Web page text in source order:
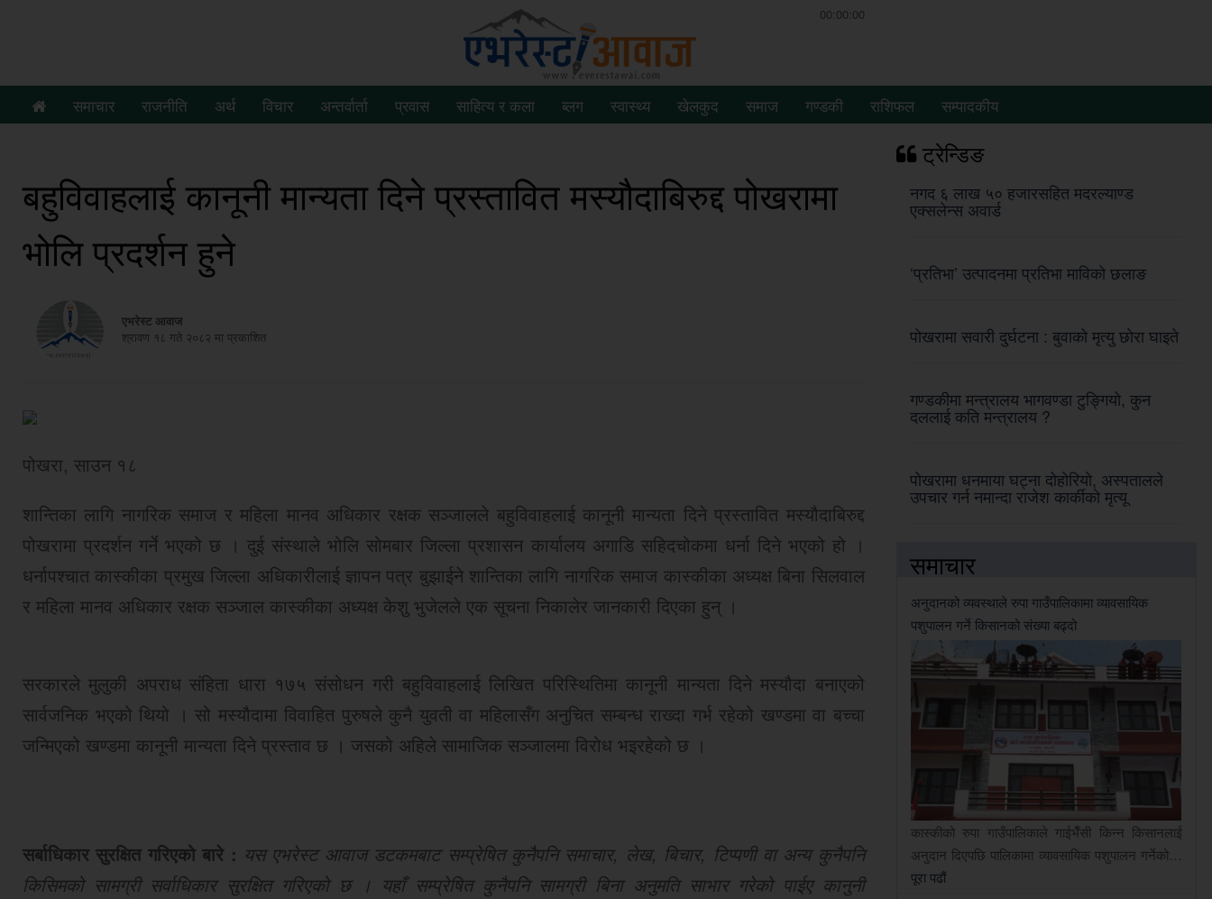
00:00:00
समाचार राजनीति अर्थ विचार अन्तर्वार्ता प्रवास साहित्य र कला ब्लग स्वास्थ्य खेलकुद समाज गण्डकी राशिफल सम्पादकीय
बहुविवाहलाई कानूनी मान्यता दिने प्रस्तावित मस्यौदाबिरुद्द पोखरामा
भोलि प्रदर्शन हुने
एभरेस्ट आवाज
श्रावण १८ गते २०८२ मा प्रकाशित
पोखरा, साउन १८
शान्तिका लागि नागरिक समाज र महिला मानव अधिकार रक्षक सञ्जालले बहुविवाहलाई कानूनी मान्यता दिने प्रस्तावित मस्यौदाबिरुद्द
पोखरामा प्रदर्शन गर्ने भएको छ । दुई संस्थाले भोलि सोमबार जिल्ला प्रशासन कार्यालय अगाडि सहिदचोकमा धर्ना दिने भएको हो ।
धर्नापश्चात कास्कीका प्रमुख जिल्ला अधिकारीलाई ज्ञापन पत्र बुझाईने शान्तिका लागि नागरिक समाज कास्कीका अध्यक्ष बिना सिलवाल
र महिला मानव अधिकार रक्षक सञ्जाल कास्कीका अध्यक्ष केशु भुजेलले एक सूचना निकालेर जानकारी दिएका हुन् ।
सरकारले मुलुकी अपराध संहिता धारा १७५ संसोधन गरी बहुविवाहलाई लिखित परिस्थितिमा कानूनी मान्यता दिने मस्यौदा बनाएको
सार्वजनिक भएको थियो । सो मस्यौदामा विवाहित पुरुषले कुनै युवती वा महिलासँग अनुचित सम्बन्ध राख्दा गर्भ रहेको खण्डमा वा बच्चा
जन्मिएको खण्डमा कानूनी मान्यता दिने प्रस्ताव छ । जसको अहिले सामाजिक सञ्जालमा विरोध भइरहेको छ ।
सर्बाधिकार सुरक्षित गरिएको बारे : यस एभरेस्ट आवाज डटकमबाट सम्प्रेषित कुनैपनि समाचार, लेख, बिचार, टिप्पणी वा अन्य कुनैपनि
किसिमको सामग्री सर्वाधिकार सुरक्षित गरिएको छ । यहाँ सम्प्रेषित कुनैपनि सामग्री बिना अनुमति साभार गरेको पाईए कानुनी
ट्रेन्डिङ
नगद ६ लाख ५० हजारसहित मदरल्याण्ड
एक्सलेन्स अवार्ड
‘प्रतिभा’ उत्पादनमा प्रतिभा माविको छलाङ
पोखरामा सवारी दुर्घटना : बुवाको मृत्यु छोरा घाइते
गण्डकीमा मन्त्रालय भागवण्डा टुङ्गियो, कुन
दललाई कति मन्त्रालय ?
पोखरामा धनमाया घट्ना दोहोरियो, अस्पतालले
उपचार गर्न नमान्दा राजेश कार्कीको मृत्यू
समाचार
अनुदानको व्यवस्थाले रुपा गाउँपालिकामा व्यावसायिक
पशुपालन गर्ने किसानको संख्या बढ्दो
कास्कीको रुपा गाउँपालिकाले गाईभैँसी किन्न किसानलाई
अनुदान दिएपछि पालिकामा व्यावसायिक पशुपालन गर्नेको…
पूरा पढौं